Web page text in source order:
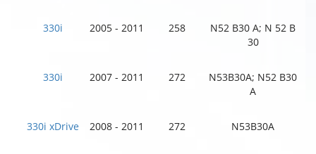
330i 2005 - 2011 258
N52 B30 A; N 52 B
30
330i 2007 - 2011 272
N53B30A; N52 B30
A
330i xDrive 2008 - 2011 272 N53B30A